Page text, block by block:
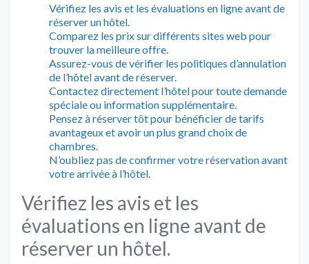
Vérifiez les avis et les évaluations en ligne avant de
réserver un hôtel.
Comparez les prix sur différents sites web pour
trouver la meilleure offre.
Assurez-vous de vérifier les politiques d’annulation
de l’hôtel avant de réserver.
Contactez directement l’hôtel pour toute demande
spéciale ou information supplémentaire.
Pensez à réserver tôt pour bénéficier de tarifs
avantageux et avoir un plus grand choix de
chambres.
N’oubliez pas de confirmer votre réservation avant
votre arrivée à l’hôtel.
Vérifiez les avis et les
évaluations en ligne avant de
réserver un hôtel.